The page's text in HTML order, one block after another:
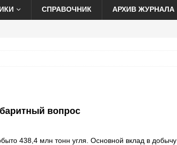
СПРАВОЧНИК АРХИВ ЖУРНАЛА
вопрос
438,4 млн тонн угля. Основной вклад в добычу